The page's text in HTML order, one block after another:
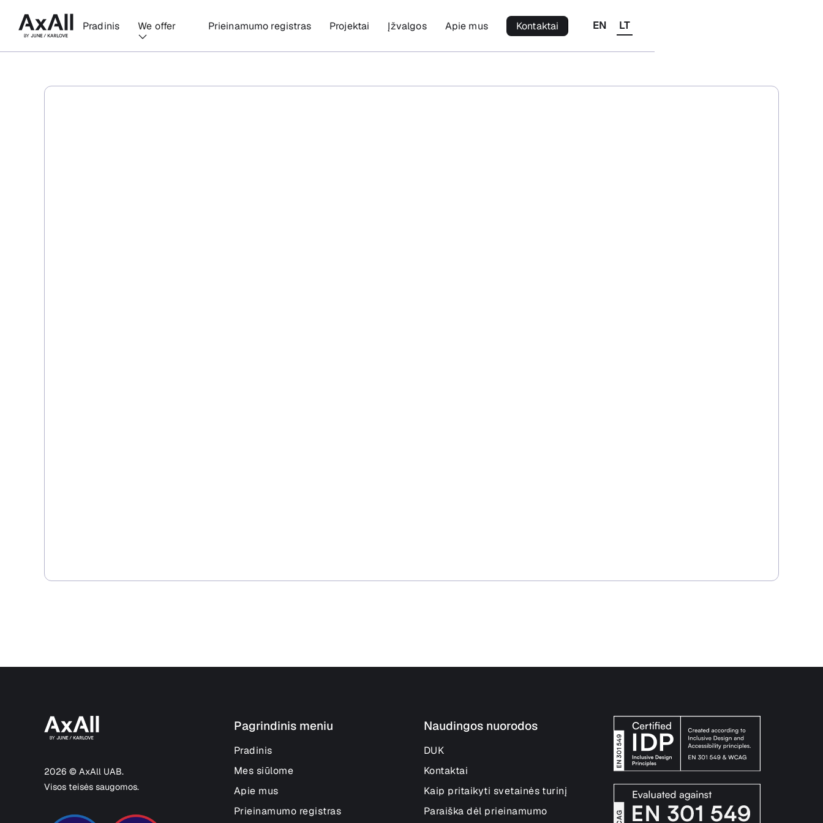
Pradinis We offer Prieinamumo registras Projektai Įžvalgos Apie mus Kontaktai EN LT
2026 © AxAll UAB.
Visos teisės saugomos.
Pagrindinis meniu
Pradinis
Mes siūlome
Apie mus
Prieinamumo registras
Naudingos nuorodos
DUK
Kontaktai
Kaip pritaikyti svetainės turinį
Paraiška dėl prieinamumo